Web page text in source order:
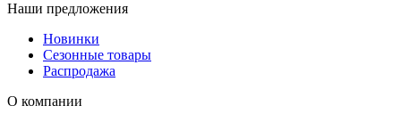
Наши предложения
Новинки
Сезонные товары
Распродажа
О компании